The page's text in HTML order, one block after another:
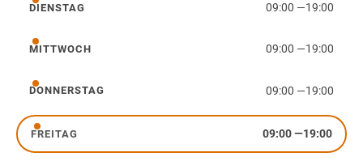
Dienstag
DIENSTAG 09:00 —19:00
Mittwoch
MITTWOCH 09:00 —19:00
Donnerstag
DONNERSTAG 09:00 —19:00
Freitag
FREITAG 09:00—19:00